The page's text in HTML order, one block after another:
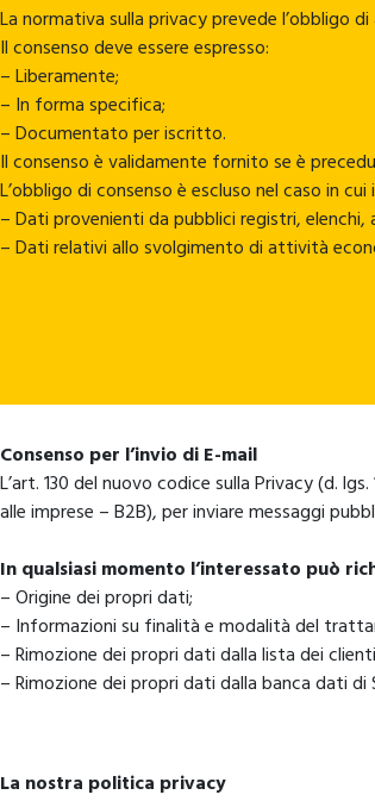
La normativa sulla privacy prevede l’obbligo
Il consenso deve essere espresso:
– Liberamente;
– In forma specifica;
– Documentato per iscritto.
Il consenso è validamente fornito se è
L’obbligo di consenso è escluso nel caso in
– Dati provenienti da pubblici registri,
– Dati relativi allo svolgimento di attività
Consenso per l’invio di E-mail
L’art. 130 del nuovo codice sulla Privacy (d.
alle imprese – B2B), per inviare messaggi
In qualsiasi momento l’interessato può
– Origine dei propri dati;
– Informazioni su finalità e modalità del
– Rimozione dei propri dati dalla lista dei
– Rimozione dei propri dati dalla banca dati di
La nostra politica privacy